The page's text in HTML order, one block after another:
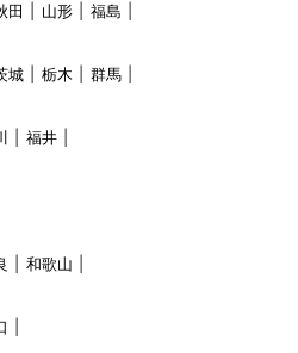
田 山形
福島
城 栃木
群馬
福井
和歌山